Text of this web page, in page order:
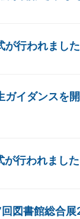
行われました
イダンスを
行われました
図書館総合